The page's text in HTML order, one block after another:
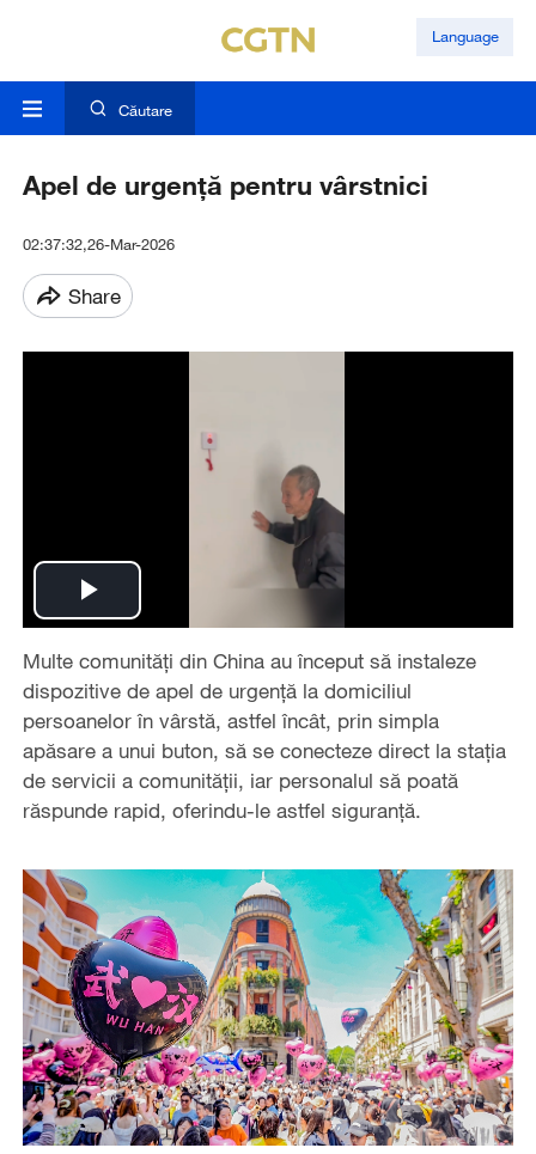
Language
Căutare
Apel de urgență pentru vârstnici
02:37:32,26-Mar-2026
Share
Play
Video
Multe comunități din China au început să instaleze
dispozitive de apel de urgență la domiciliul
persoanelor în vârstă, astfel încât, prin simpla
apăsare a unui buton, să se conecteze direct la stația
de servicii a comunității, iar personalul să poată
răspunde rapid, oferindu-le astfel siguranță.